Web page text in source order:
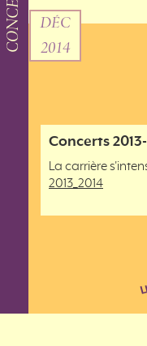
CONCERT
DÉC
2014
Concerts
La carrière
2013_2014